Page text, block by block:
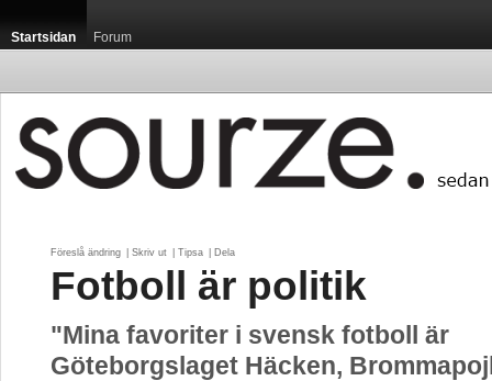
Startsidan Forum
Föreslå ändring Skriv ut Tipsa Dela
Fotboll är politik
"Mina favoriter i svensk fotboll är
Göteborgslaget Häcken,